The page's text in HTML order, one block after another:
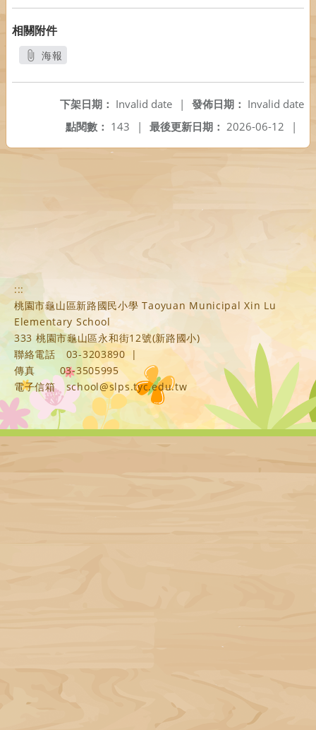
相關附件
海報
發佈日期： Invalid date
下架日期： Invalid date
|
最後更新日期： 2026-06-12 |
點閱數： 143 |
:::
桃園市龜山區新路國民小學 Taoyuan Municipal Xin Lu
Elementary School
333 桃園市龜山區永和街12號(新路國小)
聯絡電話
03-3203890
|
傳真
03-3505995
電子信箱
school@slps.tyc.edu.tw